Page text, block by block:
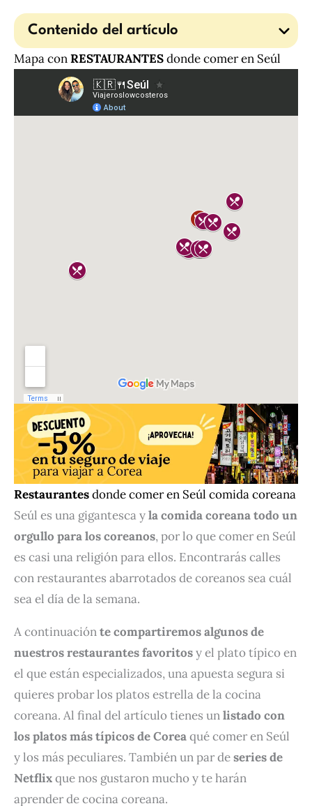
Contenido del artículo
Mapa conRESTAURANTESdonde comer en Seúl
Restaurantesdonde comer en Seúl comida coreana
Seúl es una gigantesca yla comida coreana todo un
orgullo para los coreanos, por lo que comer en Seúl
es casi una religión para ellos. Encontrarás calles
con restaurantes abarrotados de coreanos sea cuál
sea el día de la semana.
A continuaciónte compartiremos algunos de
nuestros restaurantes favoritosy el plato típico en
el que están especializados, una apuesta segura si
quieres probar los platos estrella de la cocina
coreana. Al final del artículo tienes unlistado con
los platos más típicos de Coreaqué comer en Seúl
y los más peculiares. También un par deseries de
Netflixque nos gustaron mucho y te harán
aprender de cocina coreana.